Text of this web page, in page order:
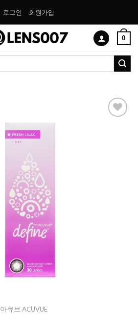
로그인 회원가입
0
아큐브 ACUVUE